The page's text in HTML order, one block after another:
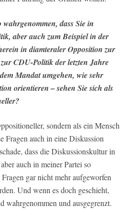
dass Sie in
aber auch zum Beispiel in der
in diamteraler Opposition zur
CDU-Politik der letzten Jahre
Mandat umgehen, wie sehr
orientieren – sehen Sie sich als
sondern als ein Mensch
Fragen auch in eine Diskussion
dass die Diskussionskultur in
auch in meiner Partei so
gar nicht mehr aufgeworfen
Und wenn es doch geschieht,
wahrgenommen und ausgegrenzt.